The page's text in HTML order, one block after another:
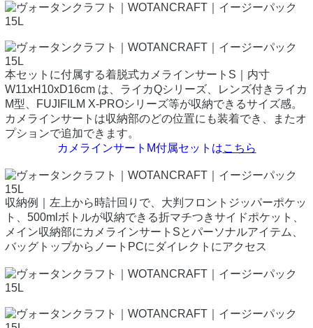
本セットに付属する着脱式カメラインサートS｜内寸
W11xH10xD16cm は、ライカQシリーズ、レンズ付きライカ
M型、FUJIFILM X-PROシリーズ等が収納できるサイズ感。
カメラインサートは収納部のどの位置にも装着でき、またオ
プションで追加できます。
カメラインサートM付属セットはこちら
収納例｜左上から時計回りで、大判フロントジッパーポケッ
ト、500mlボトルが収納できる折マチつきサイドポケット、
メイン収納部にカメラインサートSとパーソナルアイテム、
バッグトップからノートPCにダイレクトにアクセス